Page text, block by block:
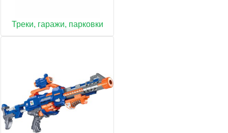
Треки, гаражи, парковки